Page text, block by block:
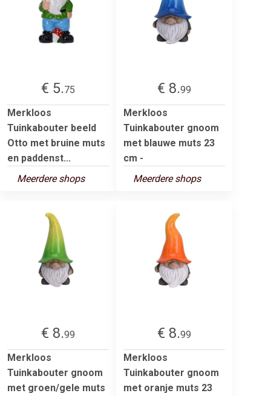
€ 5.75
Merkloos
Tuinkabouter beeld
Otto met bruine muts
en paddenst...
Meerdere shops
€ 8.99
Merkloos
Tuinkabouter gnoom
met blauwe muts 23
cm -
Meerdere shops
€ 8.99
Merkloos
Tuinkabouter gnoom
met groen/gele muts
€ 8.99
Merkloos
Tuinkabouter gnoom
met oranje muts 23